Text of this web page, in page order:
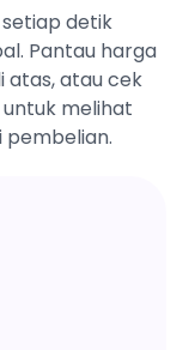
detik
Pantau harga
atas, atau cek
melihat
pembelian.